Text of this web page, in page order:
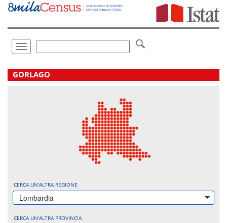
Vai
direttamente
Toggle
navigation
.
GORLAGO
CERCA UN'ALTRA REGIONE
Lombardia
CERCA UN'ALTRA PROVINCIA